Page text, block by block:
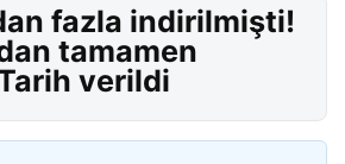
fazla indirilmişti!
tamamen
verildi